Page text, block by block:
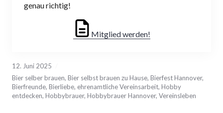
genau richtig!
Mitglied werden!
12. Juni 2025
Bier selber brauen, Bier selbst brauen zu Hause, Bierfest Hannover,
Bierfreunde, Bierliebe, ehrenamtliche Vereinsarbeit, Hobby
entdecken, Hobbybrauer, Hobbybrauer Hannover, Vereinsleben